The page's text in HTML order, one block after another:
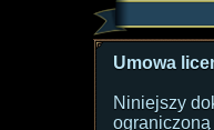
Umowa
Niniejszy
ograniczoną